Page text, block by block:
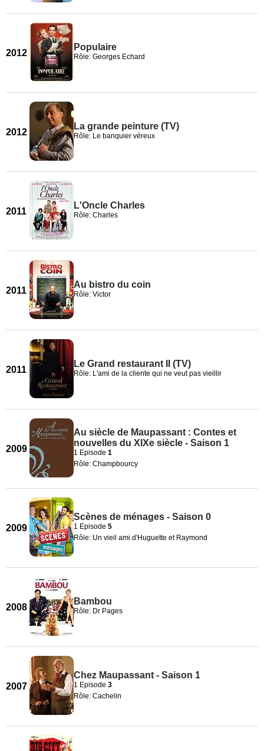
2012
Populaire
Rôle: Georges Echard
2012
La grande peinture (TV)
Rôle: Le banquier véreux
2011
L'Oncle Charles
Rôle: Charles
2011
Au bistro du coin
Rôle: Victor
2011
Le Grand restaurant II (TV)
Rôle: L'ami de la cliente qui ne veut pas vieillir
2009
Au siècle de Maupassant : Contes et
nouvelles du XIXe siècle - Saison 1
1 Episode 1
Rôle: Champbourcy
2009
Scènes de ménages - Saison 0
1 Episode 5
Rôle: Un vieil ami d'Huguette et Raymond
2008
Bambou
Rôle: Dr Pages
2007
Chez Maupassant - Saison 1
1 Episode 3
Rôle: Cachelin